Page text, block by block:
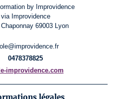
by Improvidence
via Improvidence
69003 Lyon
0478378825
improvidence.com